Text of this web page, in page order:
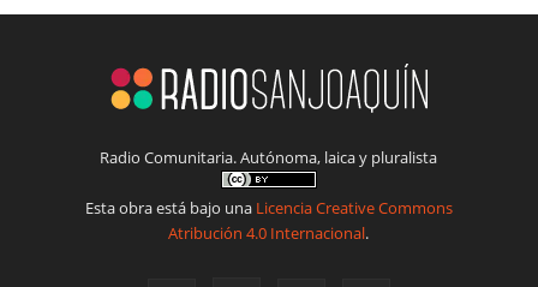
Radio Comunitaria. Autónoma, laica y pluralista
Esta obra está bajo una Licencia Creative Commons
Atribución 4.0 Internacional.